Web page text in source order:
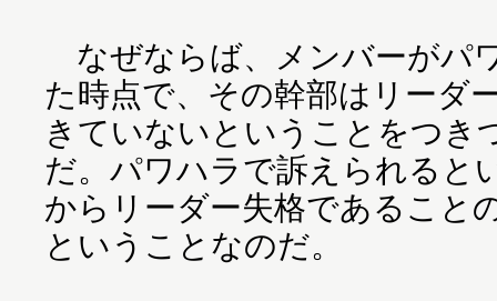
なぜならば、メンバーがパ
た時点で、その幹部はリーダ
きていないということをつき
だ。パワハラで訴えられると
からリーダー失格であること
ということなのだ。